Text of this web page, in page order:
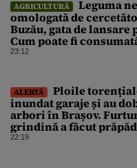
AGRICULTURĂ
Leguma
omologată de
Buzău, gata de lansare
Cum poate fi
unde provine soiul
23:12
ALERTĂ
Ploile
inundat garaje și au
arbori în Brașov.
grindină a făcut
Bihor
22:19